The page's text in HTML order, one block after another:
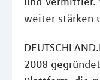
weiter stärken
2008